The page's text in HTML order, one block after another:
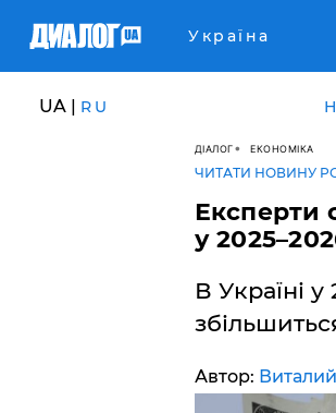
Україна
UA | RU
ДІАЛОГ ЕКОНОМІКА
ЧИТАТИ НОВИНУ
Експерти
у
В Україні
Автор: